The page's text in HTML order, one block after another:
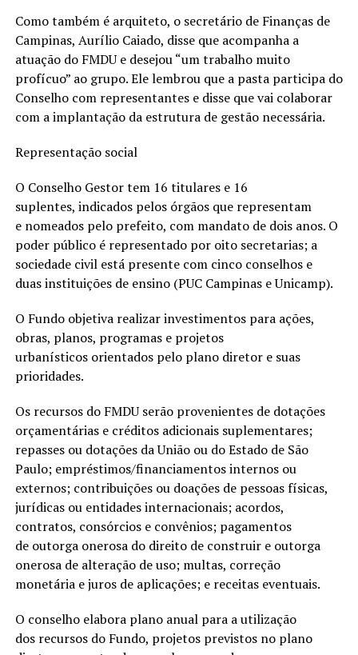
Como também é arquiteto, o secretário de Finanças de
Campinas, Aurílio Caiado, disse que acompanha a
atuação do FMDU e desejou “um trabalho muito
profícuo” ao grupo. Ele lembrou que a pasta participa do
Conselho com representantes e disse que vai colaborar
com a implantação da estrutura de gestão necessária.
Representação social
O Conselho Gestor tem 16 titulares e 16
suplentes, indicados pelos órgãos que representam
e nomeados pelo prefeito, com mandato de dois anos. O
poder público é representado por oito secretarias; a
sociedade civil está presente com cinco conselhos e
duas instituições de ensino (PUC Campinas e Unicamp).
O Fundo objetiva realizar investimentos para ações,
obras, planos, programas e projetos
urbanísticos orientados pelo plano diretor e suas
prioridades.
Os recursos do FMDU serão provenientes de dotações
orçamentárias e créditos adicionais suplementares;
repasses ou dotações da União ou do Estado de São
Paulo; empréstimos/financiamentos internos ou
externos; contribuições ou doações de pessoas físicas,
jurídicas ou entidades internacionais; acordos,
contratos, consórcios e convênios; pagamentos
de outorga onerosa do direito de construir e outorga
onerosa de alteração de uso; multas, correção
monetária e juros de aplicações; e receitas eventuais.
O conselho elabora plano anual para a utilização
dos recursos do Fundo, projetos previstos no plano